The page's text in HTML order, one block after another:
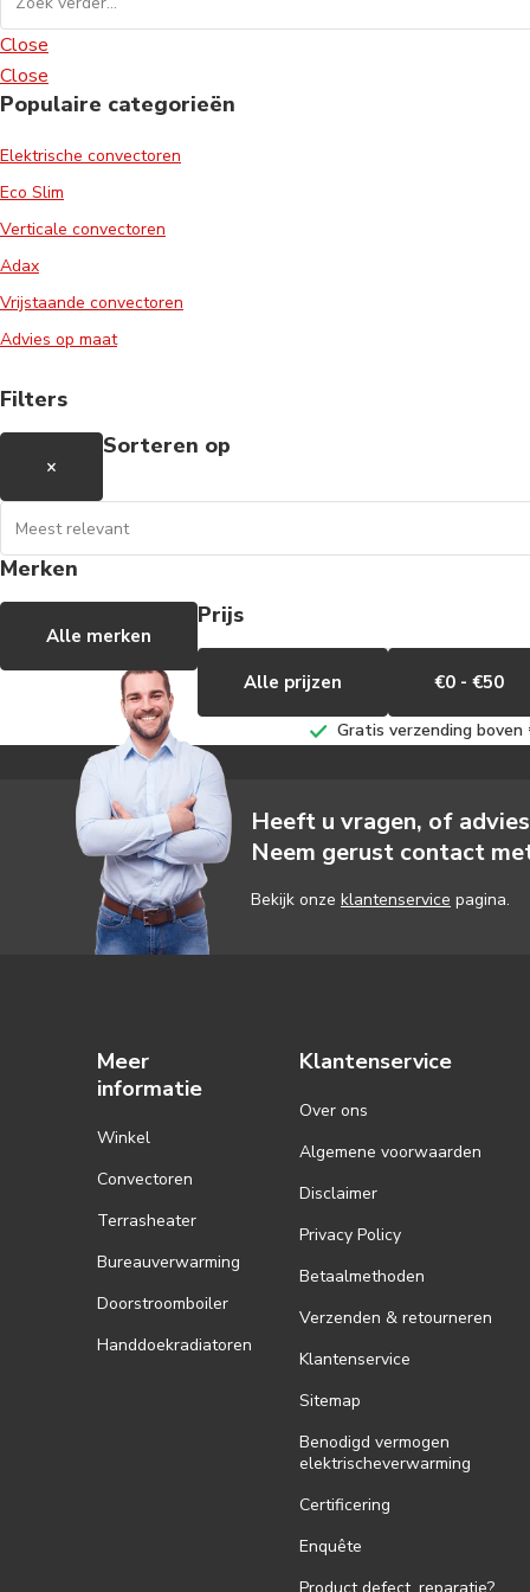
Close
Close
Populaire categorieën
Elektrische convectoren
Eco Slim
Verticale convectoren
Adax
Vrijstaande convectoren
Advies op maat
Filters
×
Sorteren op
Merken
Alle merken
Prijs
Alle prijzen €0 - €50
Gratis verzending boven
Heeft u vragen, of
Neem gerust contact
Bekijk onze klantenservice pagina.
Meer
informatie
Winkel
Convectoren
Terrasheater
Bureauverwarming
Doorstroomboiler
Handdoekradiatoren
Klantenservice
Over ons
Algemene voorwaarden
Disclaimer
Privacy Policy
Betaalmethoden
Verzenden & retourneren
Klantenservice
Sitemap
Benodigd vermogen
elektrischeverwarming
Certificering
Enquête